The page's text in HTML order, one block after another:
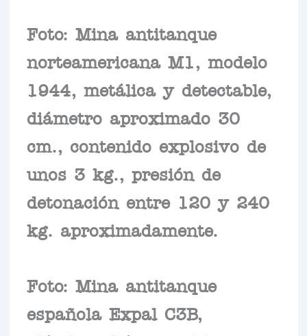
Foto: Mina antitanque
norteamericana M1, modelo
1944, metálica y detectable,
diámetro aproximado 30
cm., contenido explosivo de
unos 3 kg., presión de
detonación entre 120 y 240
kg. aproximadamente.
Foto: Mina antitanque
española Expal C3B,